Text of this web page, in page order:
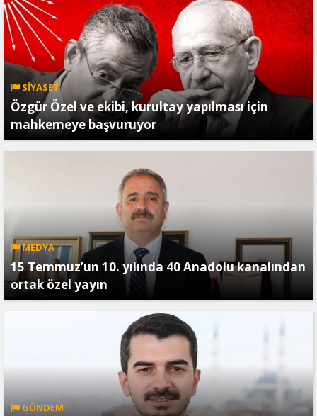
SİYASET
Özgür Özel ve ekibi, kurultay yapılması için
mahkemeye başvuruyor
MEDYA
15 Temmuz’un 10. yılında 40 Anadolu kanalından
ortak özel yayın
GÜNDEM